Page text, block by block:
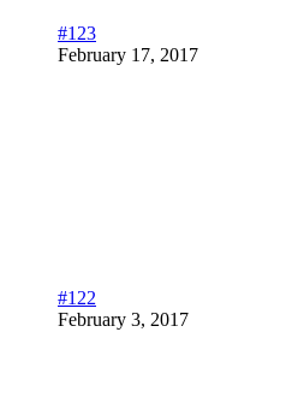
#123
February 17, 2017
#122
February 3, 2017